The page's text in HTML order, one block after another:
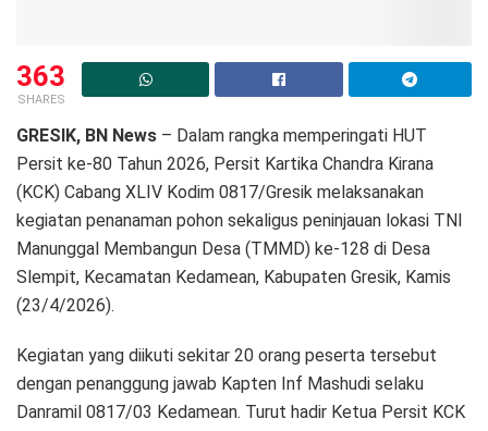
363
SHARES
GRESIK, BN News – Dalam rangka memperingati HUT
Persit ke-80 Tahun 2026, Persit Kartika Chandra Kirana
(KCK) Cabang XLIV Kodim 0817/Gresik melaksanakan
kegiatan penanaman pohon sekaligus peninjauan lokasi TNI
Manunggal Membangun Desa (TMMD) ke-128 di Desa
Slempit, Kecamatan Kedamean, Kabupaten Gresik, Kamis
(23/4/2026).
Kegiatan yang diikuti sekitar 20 orang peserta tersebut
dengan penanggung jawab Kapten Inf Mashudi selaku
Danramil 0817/03 Kedamean. Turut hadir Ketua Persit KCK